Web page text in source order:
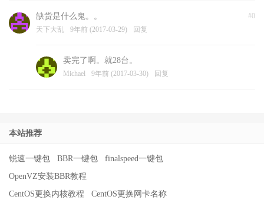
#0
缺货是什么鬼。。
天下大乱 9年前 (2017-03-29) 回复
卖完了啊。就28台。
Michael 9年前 (2017-03-30) 回复
本站推荐
锐速一键包 BBR一键包
finalspeed一键包
OpenVZ安装BBR教程
CentOS更换内核教程
CentOS更换网卡名称